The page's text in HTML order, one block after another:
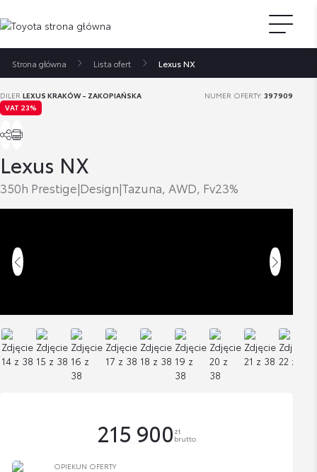
Strona główna Lista ofert Lexus NX
Lexus NX
350h Prestige|Design|Tazuna, AWD, Fv23%
VAT 23%
DILER LEXUS KRAKÓW - ZAKOPIAŃSKA NUMER OFERTY:397909
OPIEKUN OFERTY
215 900 zł
brutto